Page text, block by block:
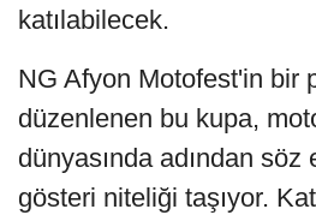
katılabilecek.
NG Afyon Motofest'in bir
düzenlenen bu kupa,
dünyasında adından söz
gösteri niteliği taşıyor.